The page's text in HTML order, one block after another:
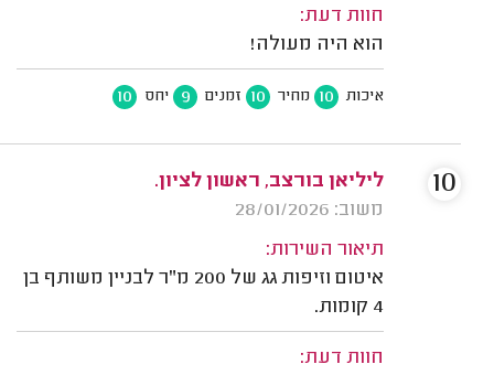
חוות דעת:
הוא היה מעולה!
איכות 10 מחיר 10 זמנים 9 יחס 10
ליליאן בורצב, ראשון לציון.
משוב: 28/01/2026
תיאור השירות:
איטום וזיפות גג של 200 מ"ר לבניין משותף בן
4 קומות.
חוות דעת:
10